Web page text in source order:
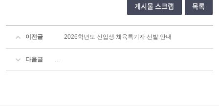
게시물 스크랩 목록
이전글 2026학년도 신입생 체육특기자 선발 안내
다음글